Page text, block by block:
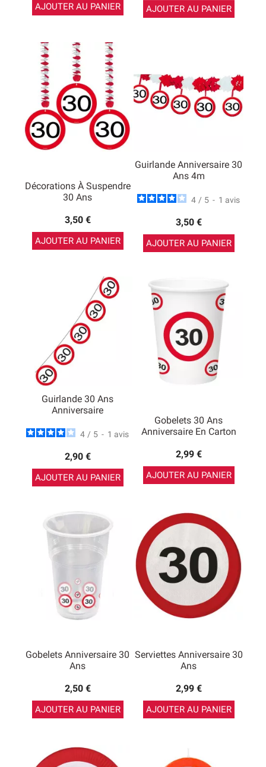
AJOUTER AU PANIER AJOUTER AU PANIER
Décorations À Suspendre
30 Ans
3,50 €
AJOUTER AU PANIER
Guirlande Anniversaire 30
Ans 4m
4 / 5 - 1 avis
3,50 €
AJOUTER AU PANIER
Guirlande 30 Ans
Anniversaire
4 / 5 - 1 avis
2,90 €
AJOUTER AU PANIER
Gobelets 30 Ans
Anniversaire En Carton
2,99 €
AJOUTER AU PANIER
Gobelets Anniversaire 30
Ans
2,50 €
AJOUTER AU PANIER
Serviettes Anniversaire 30
Ans
2,99 €
AJOUTER AU PANIER